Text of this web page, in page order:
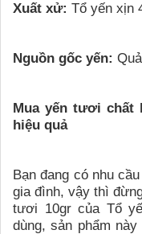
Xuất xử: Tổ yến xịn
Nguồn gốc yến:
Mua yến tươi
hiệu quả
Bạn đang có nhu
gia đình, vậy thì
tươi 10gr của Tổ
dùng, sản phẩm